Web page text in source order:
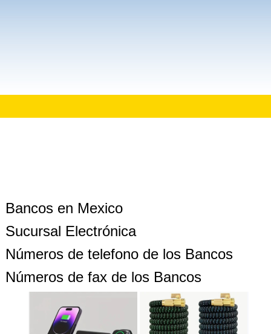
Bancos en Mexico
Sucursal Electrónica
Números de telefono de los Bancos
Números de fax de los Bancos